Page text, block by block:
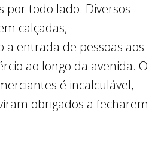
por todo lado. Diversos
calçadas,
a entrada de pessoas aos
ao longo da avenida. O
é incalculável,
obrigados a fecharem